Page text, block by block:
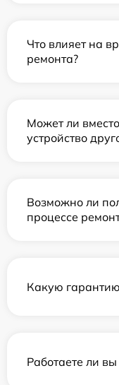
Что влияет на
ремонта?
Может ли
устройство
Возможно ли
процессе
Какую
Работаете ли